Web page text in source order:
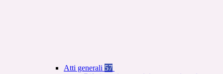
Atti generali 57